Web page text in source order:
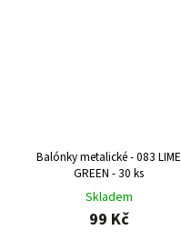
Balónky metalické - 083 LIME
GREEN - 30 ks
Skladem
99 Kč